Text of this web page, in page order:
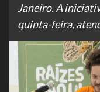
Janeiro. A
quinta-feira,